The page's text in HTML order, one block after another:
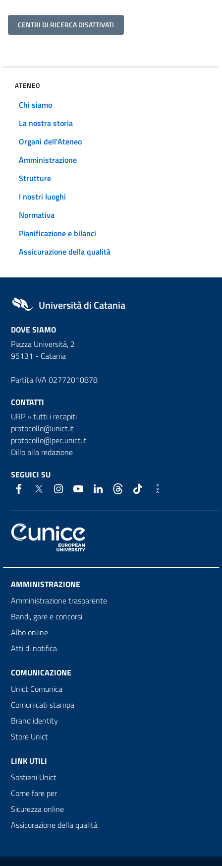
CENTRI DI RICERCA DISATTIVATI
ATENEO
Chi siamo
La nostra storia
Organi dell'Ateneo
Amministrazione
Strutture
I nostri luoghi
Normativa
Pianificazione e bilanci
Assicurazione della qualità
Università di Catania
DOVE SIAMO
Piazza Università, 2
95131 - Catania
Partita IVA 02772010878
CONTATTI
URP »tutti i recapiti
protocollo@unict.it
protocollo@pec.unict.it
Dillo alla redazione
SEGUICI SU
AMMINISTRAZIONE
Amministrazione trasparente
Bandi, gare e concorsi
Albo online
Atti di notifica
COMUNICAZIONE
Unict Comunica
Comunicati stampa
Brand identity
Store Unict
LINK UTILI
Sostieni Unict
Come fare per
Sicurezza online
Assicurazione della qualità